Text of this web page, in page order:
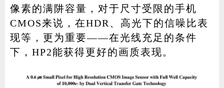
像素的满阱容量，对于尺寸受限的手机
CMOS来说，在HDR、高光下的信噪比表
现等，更为重要——在光线充足的条件
下，HP2能获得更好的画质表现。